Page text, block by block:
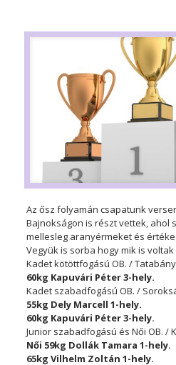
Az ősz folyamán csapatunk
Bajnokságon is részt vettek, ahol
mellesleg aranyérmeket és
Vegyük is sorba hogy mik is
Kadet kötöttfogású OB. /
60kg Kapuvári Péter 3-hely.
Kadet szabadfogású OB. /
55kg Dely Marcell 1-hely.
60kg Kapuvári Péter 3-hely.
Junior szabadfogású és Női OB. /
Női 59kg Dollák Tamara 1-hely.
65kg Vilhelm Zoltán 1-hely.